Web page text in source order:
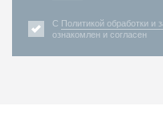
С Политикой обработки
ознакомлен и согласен